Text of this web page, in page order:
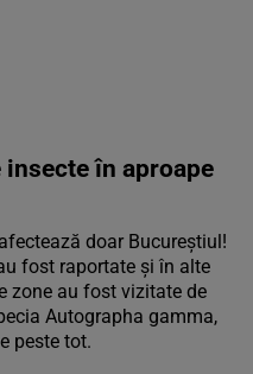
în aproape
doar Bucureștiul!
fost raportate și în alte
zone au fost vizitate de
Autographa gamma,
peste tot.